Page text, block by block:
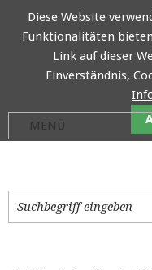
Diese Website
Funktionalitäten
Link auf dieser
Einverständnis,